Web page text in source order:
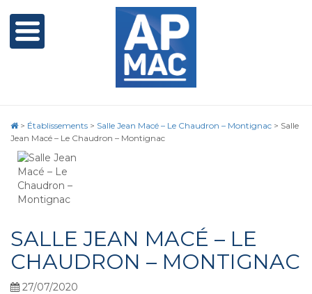
> Établissements > Salle Jean Macé – Le Chaudron – Montignac > Salle
Jean Macé – Le Chaudron – Montignac
SALLE JEAN MACÉ – LE
CHAUDRON – MONTIGNAC
27/07/2020